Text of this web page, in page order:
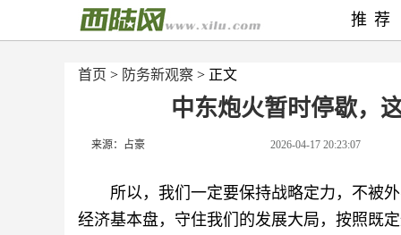
首页 > 防务新观察 > 正文
中东炮火暂时停歇，
来源：占豪 2026-04-17 20:23:07
所以，我们一定要保持战略定力，不被
经济基本盘，守住我们的发展大局，按照既
推荐